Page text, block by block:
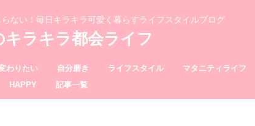
ない！毎日キラキラ可愛く暮らすライフスタイルブログ
キラキラ都会ライフ
わりたい 自分磨き ライフスタイル マタニティライフ
HAPPY 記事一覧